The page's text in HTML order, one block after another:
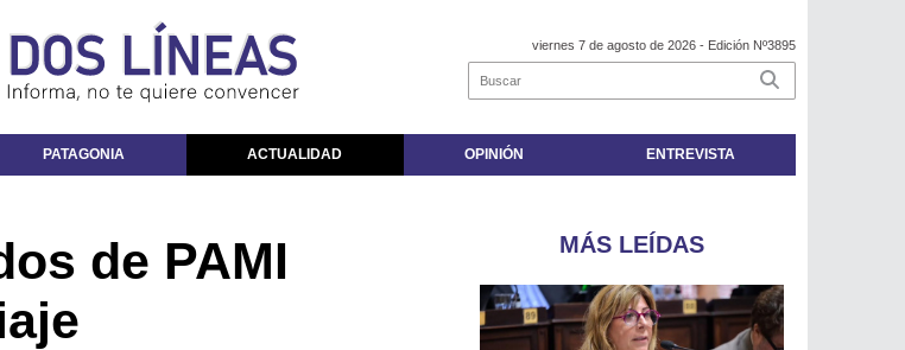
viernes 7 de agosto de 2026 - Edición Nº3895
PATAGONIA ACTUALIDAD OPINIÓN ENTREVISTA
de PAMI
MÁS LEÍDAS